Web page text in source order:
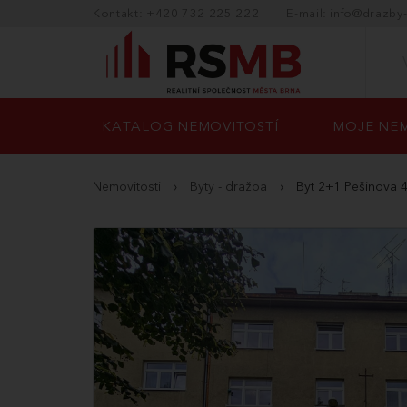
KATALOG NEMOVITOSTÍ MOJE
Nemovitosti › Byty - dražba › Byt 2+1 Pešinova